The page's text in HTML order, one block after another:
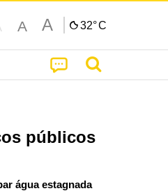
A A 32°C
públicos
água estagnada